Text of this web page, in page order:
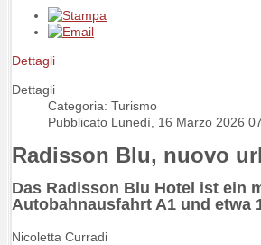
Dettagli
Dettagli
Categoria: Turismo
Pubblicato Lunedì, 16 Marzo 2026
Radisson Blu, nuovo
Das Radisson Blu Hotel ist ein
Autobahnausfahrt A1 und etwa
Nicoletta Curradi